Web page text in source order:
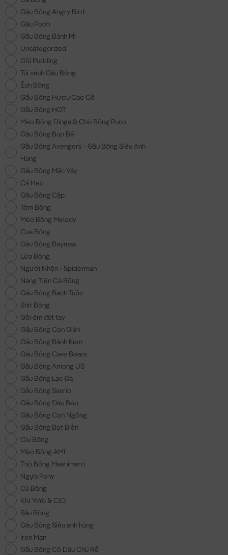
Gấu Bông Angry Bird
Gấu Pooh
Gấu Bông Bánh Mì
Uncategorized
Gối Pudding
Túi xách Gấu Bông
Ếch Bông
Gấu Bông Hươu Cao Cổ
Gấu Bông HOT
Mèo Bông Dinga & Chó Bông Puco
Gấu Bông Búp Bê
Gấu Bông Avengers - Gấu Bông Siêu Anh
Hùng
Gấu Bông Mặc Váy
Cá Heo
Gấu Bông Cặp
Tôm Bông
Mèo Bông Melody
Cua Bông
Gấu Bông Baymax
Lừa Bông
Người Nhện - Spiderman
Nàng Tiên Cá Bông
Gấu Bông Bạch Tuộc
Shit Bông
Gối ôm đút tay
Gấu Bông Con Gián
Gấu Bông Bánh Kem
Gấu Bông Care Bears
Gấu Bông Among US
Gấu Bông Lạc Đà
Gấu Bông Sanrio
Gấu Bông Đầu Bếp
Gấu Bông Con Ngỗng
Gấu Bông Bọt Biển
Ciu Bông
Mèo Bông AMI
Thỏ Bông Mashimaro
Ngựa Pony
Cú Bông
Khỉ YoYo & CiCi
Sâu Bông
Gấu Bông Siêu anh hùng
Iron Man
Gấu Bông Cô Dâu Chú Rễ